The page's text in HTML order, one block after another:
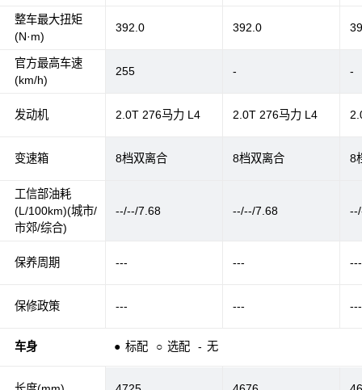
整车最大扭矩
(N·m)
官方最高车速
(km/h)
发动机
变速箱
工信部油耗
(L/100km)(城市/
市郊/综合)
保养周期
保修政策
车身 ● 标配 ○ 选配 - 无
392.0 392.0
255 - -
2.0T 276马力 L4 2.0T 276马力 L4
8档双离合 8档双离合 8
--/--/7.68 --/--/7.68
--- --- ---
--- --- ---